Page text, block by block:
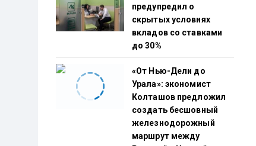
предупредил о
скрытых условиях
вкладов со ставками
до 30%
«От Нью-Дели до
Урала»: экономист
Колташов предложил
создать бесшовный
железнодорожный
маршрут между